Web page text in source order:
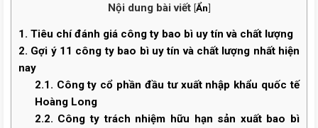
Nội dung bài viết [Ẩn]
1. Tiêu chí đánh giá công ty bao bì uy tín và chất lượng
2. Gợi ý 11 công ty bao bì uy tín và chất lượng nhất hiện
nay
2.1. Công ty cổ phần đầu tư xuất nhập khẩu quốc tế
Hoàng Long
2.2. Công ty trách nhiệm hữu hạn sản xuất bao bì